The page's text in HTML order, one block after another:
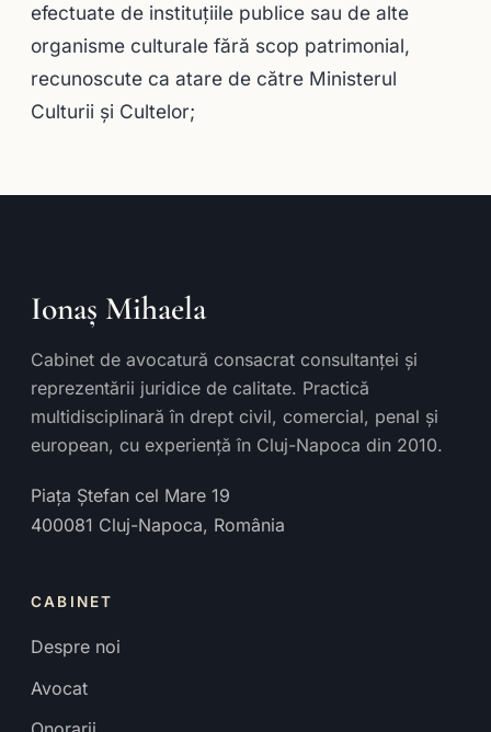
efectuate de instituţiile publice sau de alte
organisme culturale fără scop patrimonial,
recunoscute ca atare de către Ministerul
Culturii şi Cultelor;
Ionaș Mihaela
Cabinet de avocatură consacrat consultanței și
reprezentării juridice de calitate. Practică
multidisciplinară în drept civil, comercial, penal și
european, cu experiență în Cluj-Napoca din 2010.
Piața Ștefan cel Mare 19
400081 Cluj-Napoca, România
CABINET
Despre noi
Avocat